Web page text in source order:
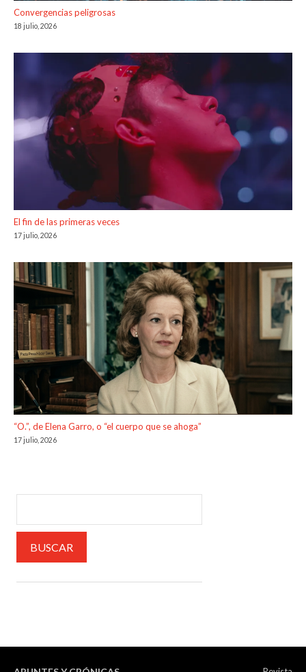
Convergencias peligrosas
18 julio, 2026
El fin de las primeras veces
17 julio, 2026
“O.”, de Elena Garro, o “el cuerpo que se ahoga”
17 julio, 2026